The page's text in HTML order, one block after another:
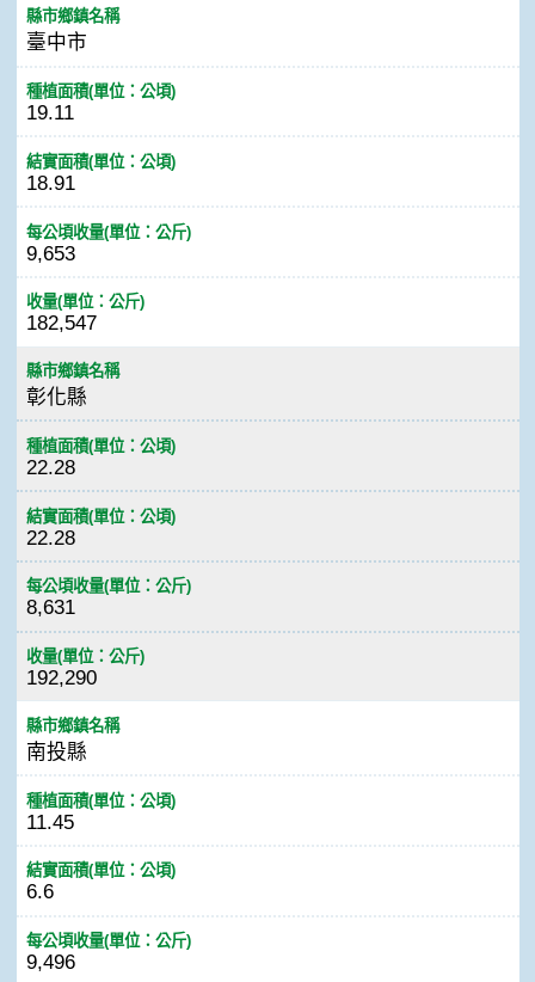
縣市鄉鎮名稱
臺中市
種植面積(單位：公頃)
19.11
結實面積(單位：公頃)
18.91
每公頃收量(單位：公斤)
9,653
收量(單位：公斤)
182,547
縣市鄉鎮名稱
彰化縣
種植面積(單位：公頃)
22.28
結實面積(單位：公頃)
22.28
每公頃收量(單位：公斤)
8,631
收量(單位：公斤)
192,290
縣市鄉鎮名稱
南投縣
種植面積(單位：公頃)
11.45
結實面積(單位：公頃)
6.6
每公頃收量(單位：公斤)
9,496